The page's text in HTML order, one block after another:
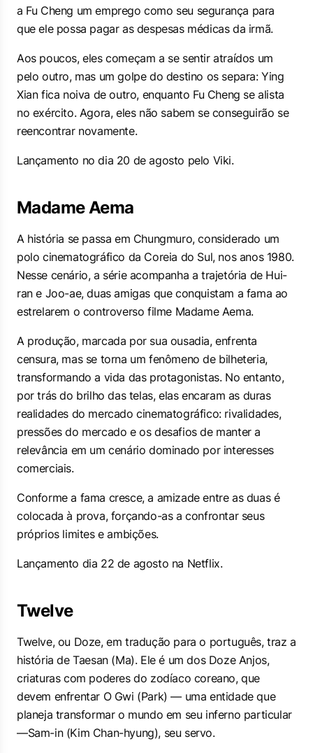
a Fu Cheng um emprego como seu segurança para
que ele possa pagar as despesas médicas da irmã.
Aos poucos, eles começam a se sentir atraídos um
pelo outro, mas um golpe do destino os separa: Ying
Xian fica noiva de outro, enquanto Fu Cheng se alista
no exército. Agora, eles não sabem se conseguirão se
reencontrar novamente.
Lançamento no dia 20 de agosto pelo Viki.
Madame Aema
A história se passa em Chungmuro, considerado um
polo cinematográfico da Coreia do Sul, nos anos 1980.
Nesse cenário, a série acompanha a trajetória de Hui-
ran e Joo-ae, duas amigas que conquistam a fama ao
estrelarem o controverso filme Madame Aema.
A produção, marcada por sua ousadia, enfrenta
censura, mas se torna um fenômeno de bilheteria,
transformando a vida das protagonistas. No entanto,
por trás do brilho das telas, elas encaram as duras
realidades do mercado cinematográfico: rivalidades,
pressões do mercado e os desafios de manter a
relevância em um cenário dominado por interesses
comerciais.
Conforme a fama cresce, a amizade entre as duas é
colocada à prova, forçando-as a confrontar seus
próprios limites e ambições.
Lançamento dia 22 de agosto na Netflix.
Twelve
Twelve, ou Doze, em tradução para o português, traz a
história de Taesan (Ma). Ele é um dos Doze Anjos,
criaturas com poderes do zodíaco coreano, que
devem enfrentar O Gwi (Park) — uma entidade que
planeja transformar o mundo em seu inferno particular
—Sam-in (Kim Chan-hyung), seu servo.